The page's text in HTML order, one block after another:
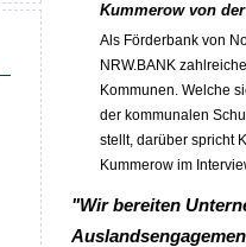
Kummerow von der
Als Förderbank von
NRW.BANK
Kommunen. Welche
der kommunalen
stellt, darüber spricht
Kummerow im
"Wir bereiten